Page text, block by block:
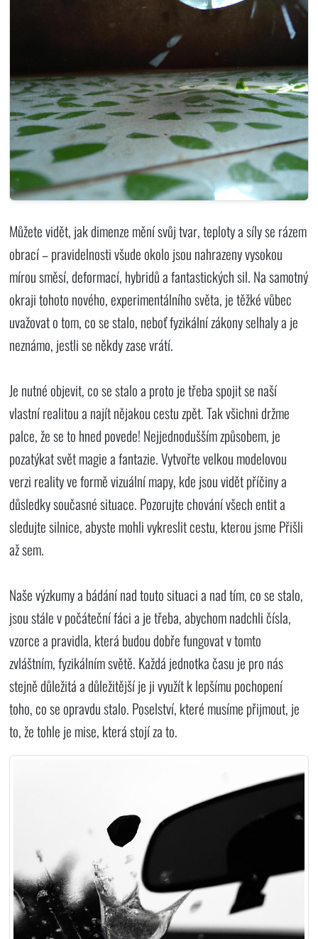
Můžete vidět, jak dimenze mění svůj tvar, teploty a síly se rázem
obrací – pravidelnosti všude okolo jsou nahrazeny vysokou
mírou směsí, deformací, hybridů a fantastických sil. Na samotný
okraji tohoto nového, experimentálního světa, je těžké vůbec
uvažovat o tom, co se stalo, neboť fyzikální zákony selhaly a je
neznámo, jestli se někdy zase vrátí.
Je nutné objevit, co se stalo a proto je třeba spojit se naší
vlastní realitou a najít nějakou cestu zpět. Tak všichni držme
palce, že se to hned povede! Nejjednodušším způsobem, je
pozatýkat svět magie a fantazie. Vytvořte velkou modelovou
verzi reality ve formě vizuální mapy, kde jsou vidět příčiny a
důsledky současné situace. Pozorujte chování všech entit a
sledujte silnice, abyste mohli vykreslit cestu, kterou jsme Přišli
až sem.
Naše výzkumy a bádání nad touto situaci a nad tím, co se stalo,
jsou stále v počáteční fáci a je třeba, abychom nadchli čísla,
vzorce a pravidla, která budou dobře fungovat v tomto
zvláštním, fyzikálním světě. Každá jednotka času je pro nás
stejně důležitá a důležitější je ji využít k lepšímu pochopení
toho, co se opravdu stalo. Poselství, které musíme přijmout, je
to, že tohle je mise, která stojí za to.